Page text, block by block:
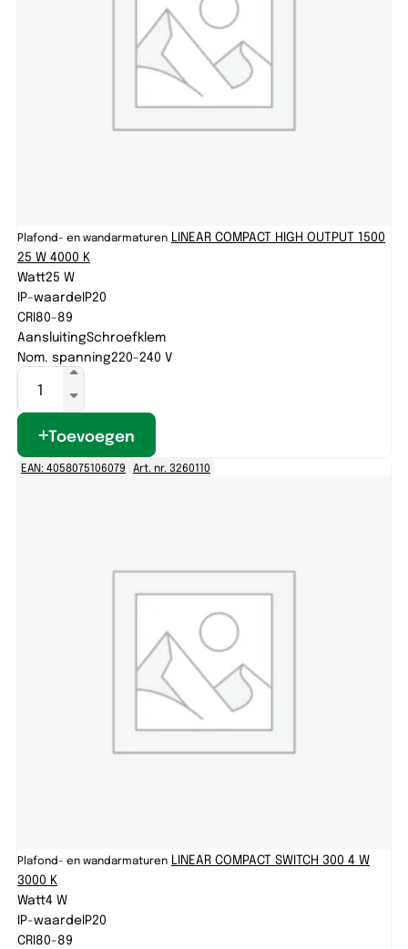
Plafond- en wandarmaturen LINEAR COMPACT HIGH OUTPUT 1500
25 W 4000 K
Watt25 W
IP-waardeIP20
CRI80-89
AansluitingSchroefklem
Nom. spanning220-240 V
Toevoegen
EAN: 4058075106079 Art. nr. 3260110
Plafond- en wandarmaturen LINEAR COMPACT SWITCH 300 4 W
3000 K
Watt4 W
IP-waardeIP20
CRI80-89